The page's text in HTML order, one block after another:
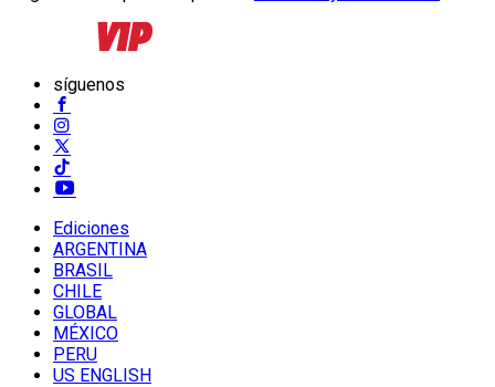
síguenos
Ediciones
ARGENTINA
BRASIL
CHILE
GLOBAL
MÉXICO
PERU
US ENGLISH